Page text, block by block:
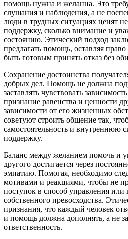
помощь нужна и желанна. Это
слушания и наблюдения, а не
люди в трудных ситуациях ценят
поддержку, сколько внимание и
состоянию. Этический подход
предлагать помощь, оставляя
быть готовым принять отказ без
Сохранение достоинства
добрых дел. Помощь не должна
заставлять чувствовать
признание равенства и ценности
зависимости от его жизненных
советуют строить общение так,
самостоятельность и внутреннюю
поддержку.
Баланс между желанием помочь и
другого достигается через
эмпатию. Помогая, необходимо
мотивами и реакциями, чтобы не
поступок в способ управления или
собственного превосходства.
признания, что каждый человек
и помощь должна дополнять, а не
ответственность.